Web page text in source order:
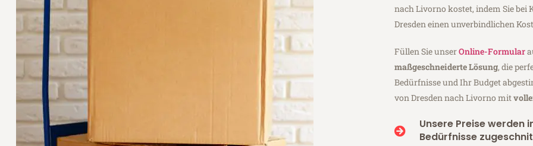
nach Livorno kostet, indem Sie bei
Dresden einen unverbindlichen
Füllen Sie unserOnline-Formular
maßgeschneiderte Lösung, die
Bedürfnisse und Ihr Budget
von Dresden nach Livorno mit
Unsere Preise werden
Bedürfnisse